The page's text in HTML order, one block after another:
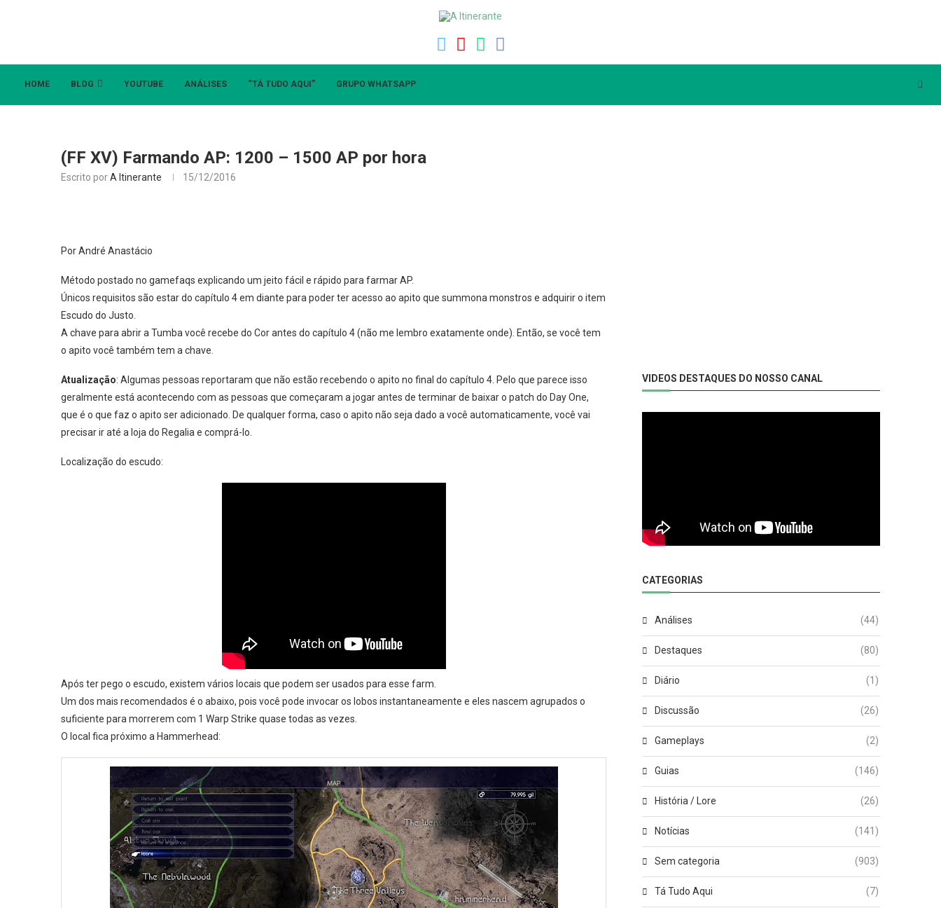
HOME BLOG YOUTUBE ANÁLISES “TÁ TUDO AQUI” GRUPO WHATSAPP
(FF XV) Farmando AP: 1200 – 1500 AP por hora
Escrito porA Itinerante 15/12/2016
Por André Anastácio
Método postado no gamefaqs explicando um jeito fácil e rápido para farmar AP.
Únicos requisitos são estar do capítulo 4 em diante para poder ter acesso ao apito que summona monstros e adquirir o item
Escudo do Justo.
A chave para abrir a Tumba você recebe do Cor antes do capítulo 4 (não me lembro exatamente onde). Então, se você tem
o apito você também tem a chave.
Atualização: Algumas pessoas reportaram que não estão recebendo o apito no final do capítulo 4. Pelo que parece isso
geralmente está acontecendo com as pessoas que começaram a jogar antes de terminar de baixar o patch do Day One,
que é o que faz o apito ser adicionado. De qualquer forma, caso o apito não seja dado a você automaticamente, você vai
precisar ir até a loja do Regalia e comprá-lo.
Localização do escudo:
Após ter pego o escudo, existem vários locais que podem ser usados para esse farm.
Um dos mais recomendados é o abaixo, pois você pode invocar os lobos instantaneamente e eles nascem agrupados o
suficiente para morrerem com 1 Warp Strike quase todas as vezes.
O local fica próximo a Hammerhead:
VIDEOS DESTAQUES DO NOSSO CANAL
CATEGORIAS
Análises (44)
Destaques (80)
Diário (1)
Discussão (26)
Gameplays (2)
Guias (146)
História / Lore (26)
Notícias (141)
Sem categoria (903)
Tá Tudo Aqui (7)